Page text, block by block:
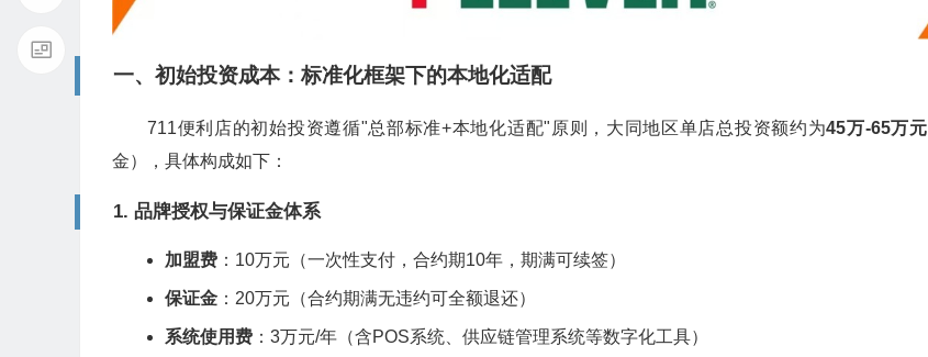
一、初始投资成本：标准化框架下的本地化适配
711便利店的初始投资遵循"总部标准+本地化适配"原则，大同地区单店总投资额约为45万-65万元
金），具体构成如下：
1. 品牌授权与保证金体系
加盟费 ：10万元（一次性支付，合约期10年，期满可续签）
保证金 ：20万元（合约期满无违约可全额退还）
系统使用费 ：3万元/年（含POS系统、供应链管理系统等数字化工具）